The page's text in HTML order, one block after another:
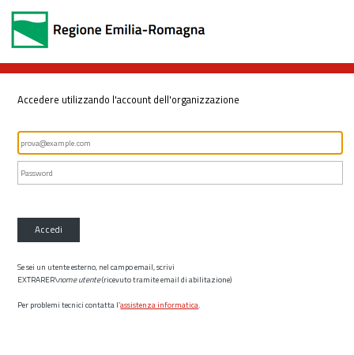
Accedere utilizzando l'account dell'organizzazione
Accedi
Se sei un utente esterno, nel campo email, scrivi
EXTRARER\nome utente(ricevuto tramite email di abilitazione)
Per problemi tecnici contatta l’assistenza informatica.